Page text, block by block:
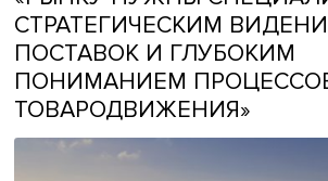
«РЫНКУ НУЖНЫ
СТРАТЕГИЧЕСКИМ
ПОСТАВОК И
ПОНИМАНИЕМ
ТОВАРОДВИЖЕНИЯ»